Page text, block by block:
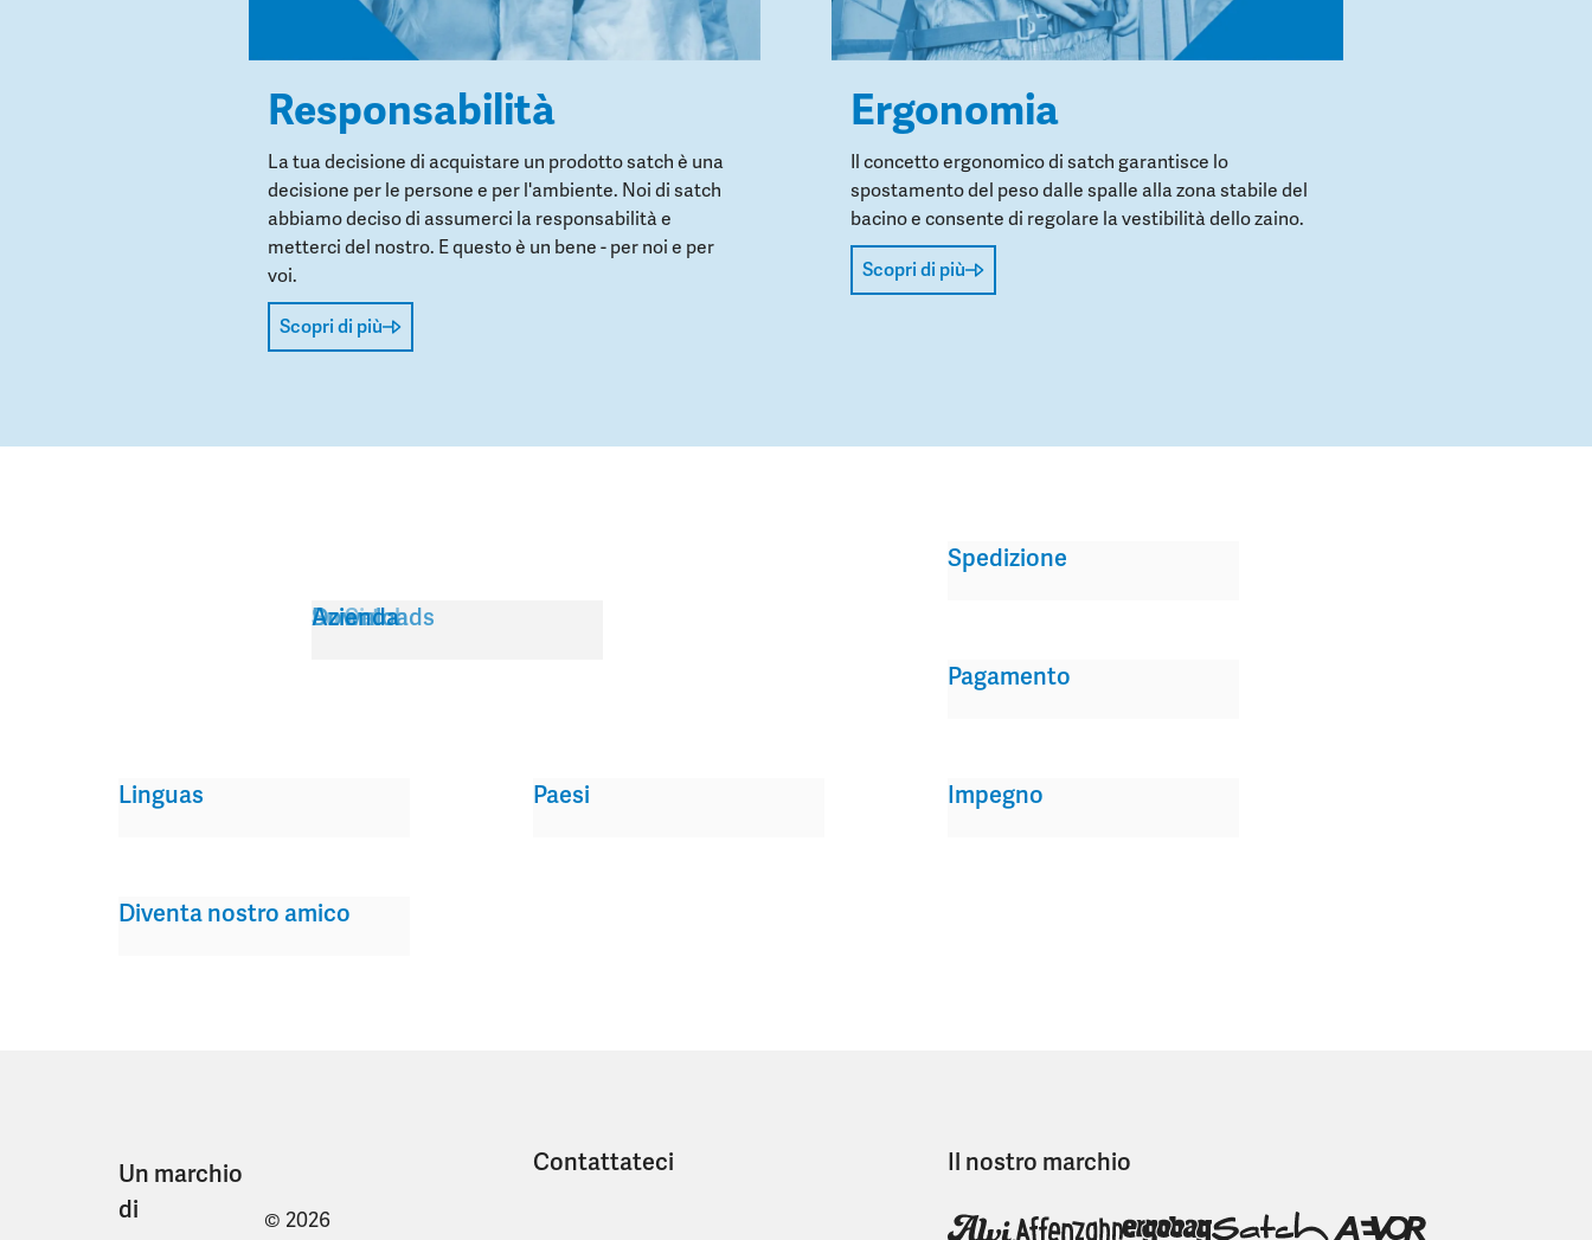
Responsabilità
La tua decisione di acquistare un prodotto satch è una
decisione per le persone e per l'ambiente. Noi di satch
abbiamo deciso di assumerci la responsabilità e
metterci del nostro. E questo è un bene - per noi e per
voi.
Scopri di più
Ergonomia
Il concetto ergonomico di satch garantisce lo
spostamento del peso dalle spalle alla zona stabile del
bacino e consente di regolare la vestibilità dello zaino.
Scopri di più
Servizi
Su Satch
Downloads
Azienda
Spedizione
Pagamento
Impegno
Diventa nostro amico
Linguas Paesi
Un marchio
di
© 2026
Contattateci Il nostro marchio